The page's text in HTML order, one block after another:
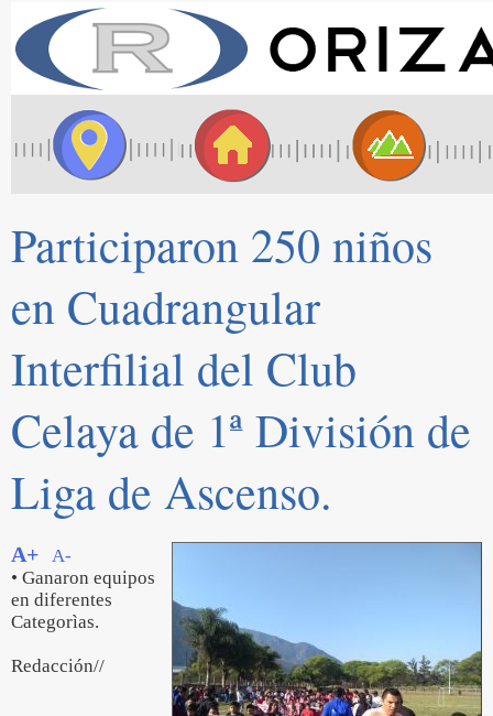
Participaron 250 niños
en Cuadrangular
Interfilial del Club
Celaya de 1ª División de
Liga de Ascenso.
A+
A-
• Ganaron equipos
en diferentes
Categorìas.
Redacción//